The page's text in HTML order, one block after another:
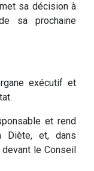
sa décision à
sa prochaine
exécutif et
et rend
Diète, et, dans
le Conseil